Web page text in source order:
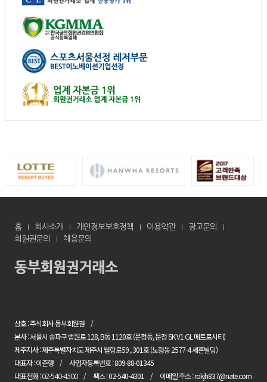
홈 회사소개 개인정보보호정책 이용약관
광고문의
회원권문의
채용문의
상호 : 주식회사 동부회원권
본사 : 서울시 송파구 법원로 128, B동 1120호 (문정동, 문정 SK V1 GL 메트로시티)
제주지사 : 제주특별자치도 제주시 월랑로59 , 301호 (노형동 2577-4 세흔빌딩)
대표자 : 이준행
사업자등록번호 : 809-88-01345
대표전화 :02-540-4300 팩스 : 02-540-4301 이메일 주소 : rokjh837@nate.com